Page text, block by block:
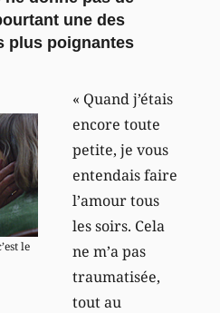
une des
plus poignantes
le
« Quand j’étais
encore toute
petite, je vous
entendais faire
l’amour tous
les soirs. Cela
ne m’a pas
traumatisée,
tout au